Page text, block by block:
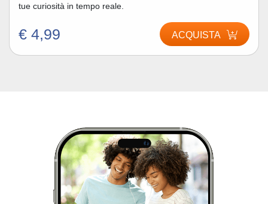
tue curiosità in tempo reale.
€ 4,99 ACQUISTA